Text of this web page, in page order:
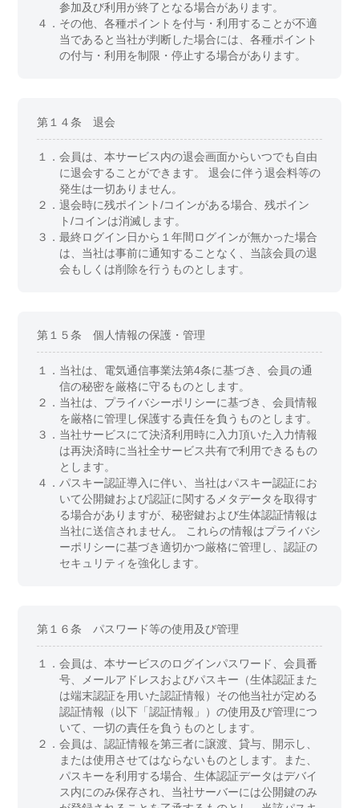
参加及び利用が終了となる場合があります。
４． その他、各種ポイントを付与・利用することが不適
当であると当社が判断した場合には、各種ポイント
の付与・利用を制限・停止する場合があります。
第１４条 退会
１．会員は、本サービス内の退会画面からいつでも自由
に退会することができます。 退会に伴う退会料等の
発生は一切ありません。
２．退会時に残ポイント/コインがある場合、残ポイン
ト/コインは消滅します。
３．最終ログイン日から１年間ログインが無かった場合
は、当社は事前に通知することなく、当該会員の退
会もしくは削除を行うものとします。
第１５条 個人情報の保護・管理
１． 当社は、電気通信事業法第4条に基づき、会員の通
信の秘密を厳格に守るものとします。
２． 当社は、プライバシーポリシーに基づき、会員情報
を厳格に管理し保護する責任を負うものとします。
３． 当社サービスにて決済利用時に入力頂いた入力情報
は再決済時に当社全サービス共有で利用できるもの
とします。
４．パスキー認証導入に伴い、当社はパスキー認証にお
いて公開鍵および認証に関するメタデータを取得す
る場合がありますが、秘密鍵および生体認証情報は
当社に送信されません。 これらの情報はプライバシ
ーポリシーに基づき適切かつ厳格に管理し、認証の
セキュリティを強化します。
第１６条 パスワード等の使用及び管理
１．会員は、本サービスのログインパスワード、会員番
号、メールアドレスおよびパスキー（生体認証また
は端末認証を用いた認証情報）その他当社が定める
認証情報（以下「認証情報」）の使用及び管理につ
いて、一切の責任を負うものとします。
２．会員は、認証情報を第三者に譲渡、貸与、開示し、
または使用させてはならないものとします。また、
パスキーを利用する場合、生体認証データはデバイ
ス内にのみ保存され、当社サーバーには公開鍵のみ